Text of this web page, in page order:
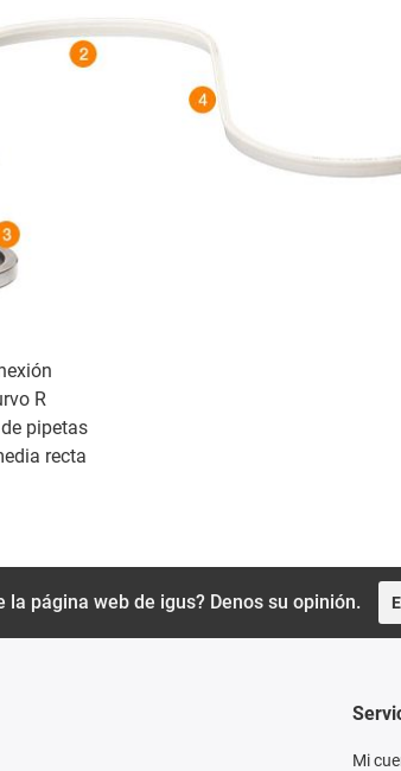
R
pipetas
recta
la página web de igus? Denos su opinión.
Mi